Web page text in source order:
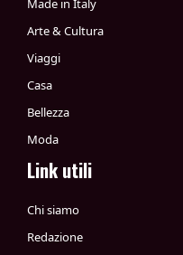
Made in Italy
Arte & Cultura
Viaggi
Casa
Bellezza
Moda
Link utili
Chi siamo
Redazione